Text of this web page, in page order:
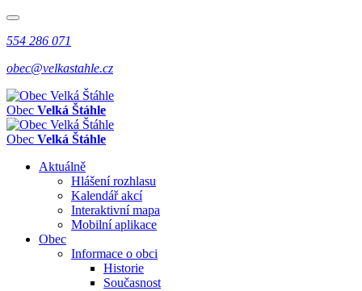
554 286 071
obec@velkastahle.cz
Obec Velká Štáhle
Obec Velká Štáhle
Aktuálně
Hlášení rozhlasu
Kalendář akcí
Interaktivní mapa
Mobilní aplikace
Obec
Informace o obci
Historie
Současnost